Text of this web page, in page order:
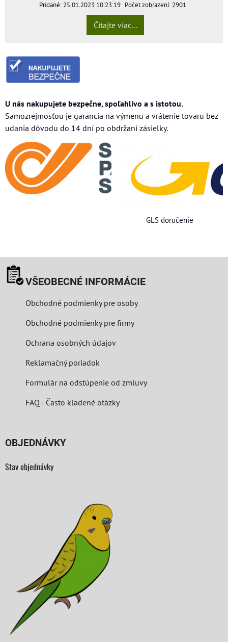
Pridané: 25.01.2023 10:23:19 Počet zobrazení: 2901
Čítajte viac...
U nás nakupujete bezpečne, spoľahlivo a s istotou.
Samozrejmosťou je garancia na výmenu a vrátenie tovaru bez
udania dôvodu do 14 dní po obdržaní zásielky.
GLS doručenie
VŠEOBECNÉ INFORMÁCIE
Obchodné podmienky pre osoby
Obchodné podmienky pre firmy
Ochrana osobných údajov
Reklamačný poriadok
Formulár na odstúpenie od zmluvy
FAQ - Často kladené otázky
OBJEDNÁVKY
Stav objednávky